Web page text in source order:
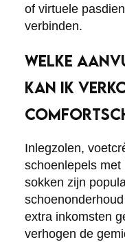
of virtuele
verbinden.
WELKE
KAN IK
Inlegzolen,
schoenlepels
sokken zijn
extra inkomsten
verhogen de